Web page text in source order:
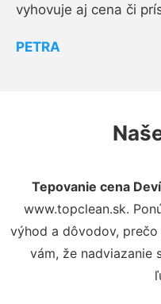
vyhovuje aj cena či
PETRA
Tepovanie cena
www.topclean.sk.
výhod a dôvodov, prečo
vám, že nadviazanie